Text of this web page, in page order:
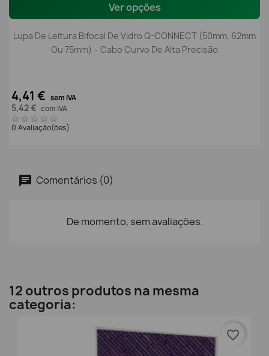
Ver opções
Lupa De Leitura Bifocal De Vidro Q-CONNECT (50mm, 62mm
Ou 75mm) – Cabo Curvo De Alta Precisão
4,41 € sem IVA
5,42 € com IVA
0 Avaliação(ões)
Comentários (0)
De momento, sem avaliações.
12 outros produtos na mesma
categoria:
favorite_border